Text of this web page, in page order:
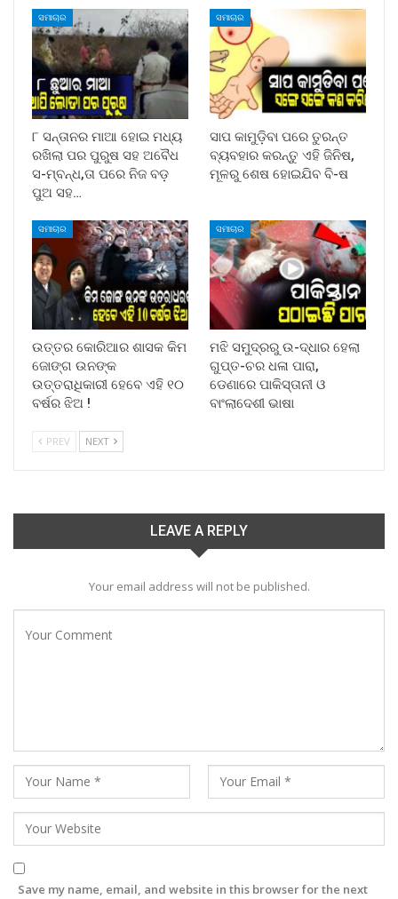
ସମାଚାର
୮ ସନ୍ତାନର ମାଆ ହୋଇ ମଧ୍ୟ
ରଖିଲା ପର ପୁରୁଷ ସହ ଅବୈଧ
ସ-ମ୍ବନ୍ଧ,ତା ପରେ ନିଜ ବଡ଼
ପୁଅ ସହ…
ସମାଚାର
ସାପ କାମୁଡ଼ିବା ପରେ ତୁରନ୍ତ
ବ୍ୟବହାର କରନ୍ତୁ ଏହି ଜିନିଷ,
ମୂଳରୁ ଶେଷ ହୋଇଯିବ ବି-ଷ
ସମାଚାର
ଉତ୍ତର କୋରିଆର ଶାସକ କିମ
ଜୋଙ୍ଗ ଉନଙ୍କ
ଉତ୍ତରାଧିକାରୀ ହେବେ ଏହି ୧୦
ବର୍ଷର ଝିଅ !
ସମାଚାର
ମଝି ସମୁଦ୍ରରୁ ଉ-ଦ୍ଧାର ହେଲା
ଗୁପ୍ତ-ଚର ଧଳା ପାରା,
ଡେଣାରେ ପାକିସ୍ତାନୀ ଓ
ବାଂଲାଦେଶୀ ଭାଷା
PREV NEXT
LEAVE A REPLY
Your email address will not be published.
Save my name, email, and website in this browser for the next